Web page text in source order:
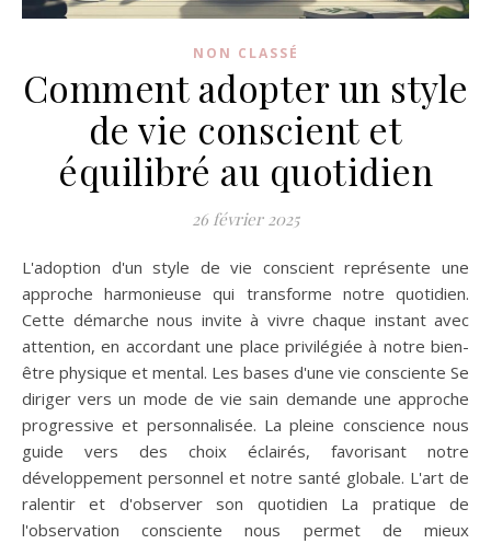
NON CLASSÉ
Comment adopter un style
de vie conscient et
équilibré au quotidien
26 février 2025
L'adoption d'un style de vie conscient représente une
approche harmonieuse qui transforme notre quotidien.
Cette démarche nous invite à vivre chaque instant avec
attention, en accordant une place privilégiée à notre bien-
être physique et mental. Les bases d'une vie consciente Se
diriger vers un mode de vie sain demande une approche
progressive et personnalisée. La pleine conscience nous
guide vers des choix éclairés, favorisant notre
développement personnel et notre santé globale. L'art de
ralentir et d'observer son quotidien La pratique de
l'observation consciente nous permet de mieux